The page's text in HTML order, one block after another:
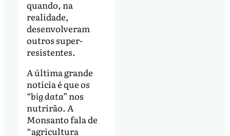
quando, na
realidade,
desenvolveram
outros super-
resistentes.
A última grande
notícia é que os
“big data” nos
nutrirão. A
Monsanto fala de
“agricultura